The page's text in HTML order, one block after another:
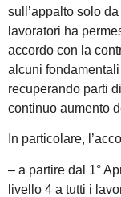
sull’appalto solo
lavoratori ha
accordo con la
alcuni
recuperando parti
continuo aumento
In particolare,
– a partire dal 1°
livello 4 a tutti i